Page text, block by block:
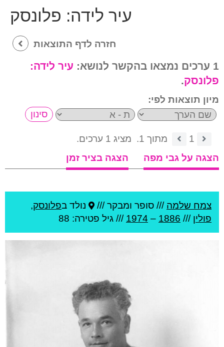
עיר לידה: פלונסק
חזרה לדף התוצאות
1 ערכים נמצאו בהקשר לנושא:
עיר לידה:
פלונסק.
מיון תוצאות לפי:
1 מתוך 1.
מציג 1 ערכים.
הצגה על גבי מפה
הצגה בציר זמן
צמח שלמה /// סופר ומבקר /// נולד בפלונסק,
פולין ///
1886
–
1974 /// גיל פטירה: 88